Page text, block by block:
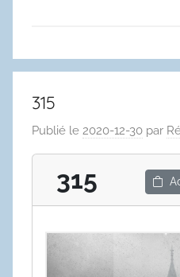
315
Publié le 2020-12-30 par
315